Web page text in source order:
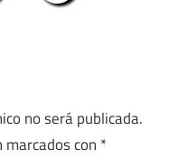
no será publicada.
con *